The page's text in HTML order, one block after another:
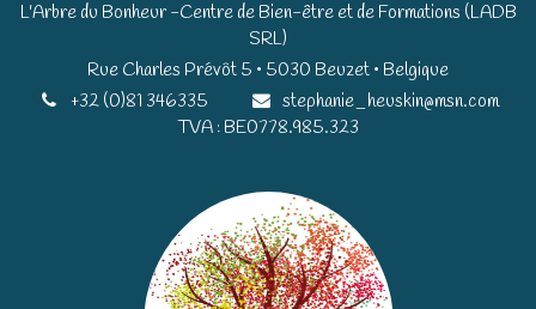
L'Arbre du Bonheur -Centre de Bien-être et de Formations (LADB
SRL)
Rue Charles Prévôt 5 • 5030 Beuzet • Belgique​​
+32 (0)81 346335
stephanie_heuskin@msn.com
TVA : BE0778.985.323